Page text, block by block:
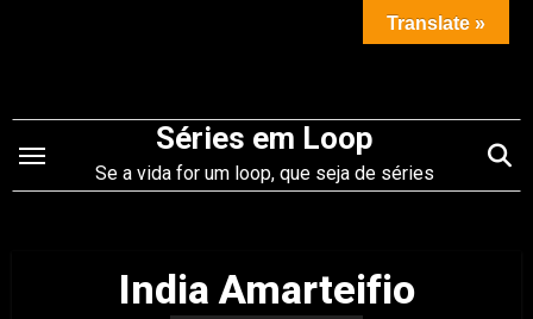
conteúdo
Séries em Loop
Se a vida for um loop, que seja de séries
India Amarteifio
Translate »